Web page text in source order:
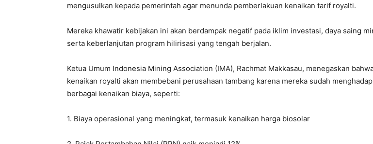
mengusulkan kepada pemerintah agar menunda pemberlakuan kenaikan tarif royalti.
Mereka khawatir kebijakan ini akan berdampak negatif pada iklim investasi, daya saing
serta keberlanjutan program hilirisasi yang tengah berjalan.
Ketua Umum Indonesia Mining Association (IMA), Rachmat Makkasau, menegaskan
kenaikan royalti akan membebani perusahaan tambang karena mereka sudah
berbagai kenaikan biaya, seperti:
1. Biaya operasional yang meningkat, termasuk kenaikan harga biosolar